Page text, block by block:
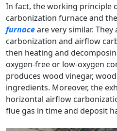
In fact, the working principle
carbonization furnace and the
furnaceare very similar.
carbonization and airflow
then heating and
oxygen-free or low-oxygen
produces wood vinegar,
ingredients. Moreover, the
horizontal airflow
flue gas in time and deposit